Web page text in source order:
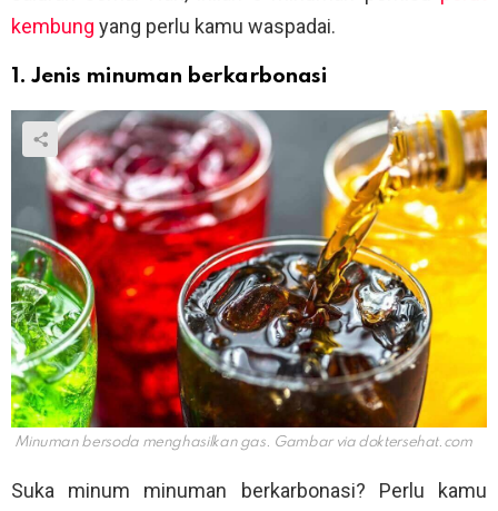
kembung yang perlu kamu waspadai.
1. Jenis minuman berkarbonasi
Minuman bersoda menghasilkan gas. Gambar viadoktersehat.com
Suka minum minuman berkarbonasi? Perlu kamu